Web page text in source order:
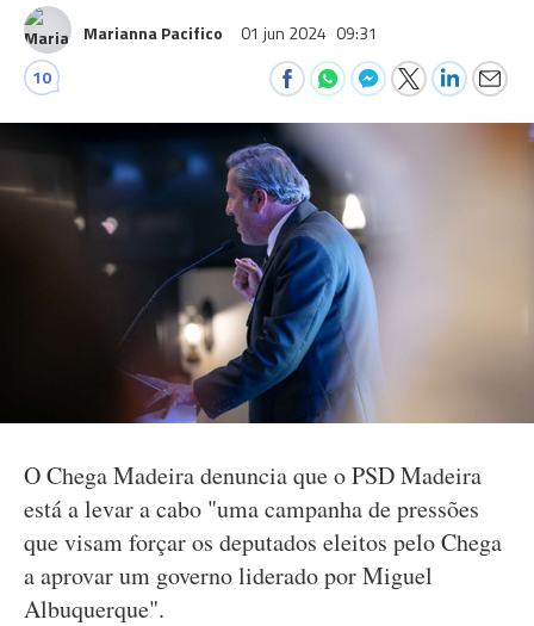
Marianna Pacifico 01 jun 2024 09:31
10
O Chega Madeira denuncia que o PSD Madeira
está a levar a cabo "uma campanha de pressões
que visam forçar os deputados eleitos pelo Chega
a aprovar um governo liderado por Miguel
Albuquerque".